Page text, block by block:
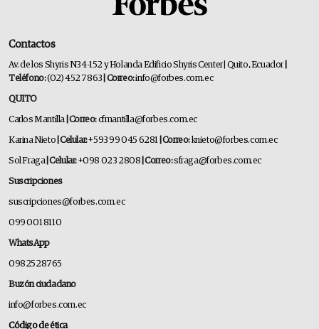
Contactos
Av. de los Shyris N34-152 y Holanda Edificio Shyris Center | Quito, Ecuador
Teléfono:(02) 452 7863 | Correo:info@forbes.com.ec
QUITO
Carlos Mantilla | Correo:cfmantilla@forbes.com.ec
Karina Nieto | Celular:+593 99 045 6281 | Correo:knieto@forbes.com.ec
Sol Fraga| Celular:+098 023 2808 | Correo:sfraga@forbes.com.ec
Suscripciones
suscripciones@forbes.com.ec
099 001 8110
WhatsApp
0982528765
Buzón ciudadano
info@forbes.com.ec
Código de ética